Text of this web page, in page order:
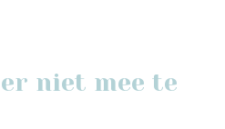
niet mee te